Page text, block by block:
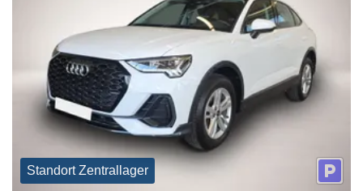
Standort Zentrallager